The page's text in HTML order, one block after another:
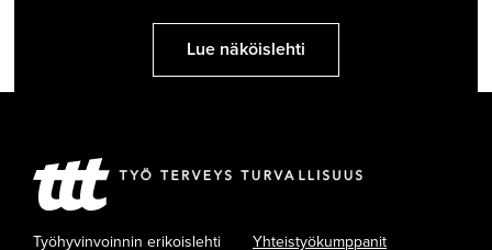
Lue näköislehti
Työhyvinvoinnin erikoislehti
Yhteistyökumppanit